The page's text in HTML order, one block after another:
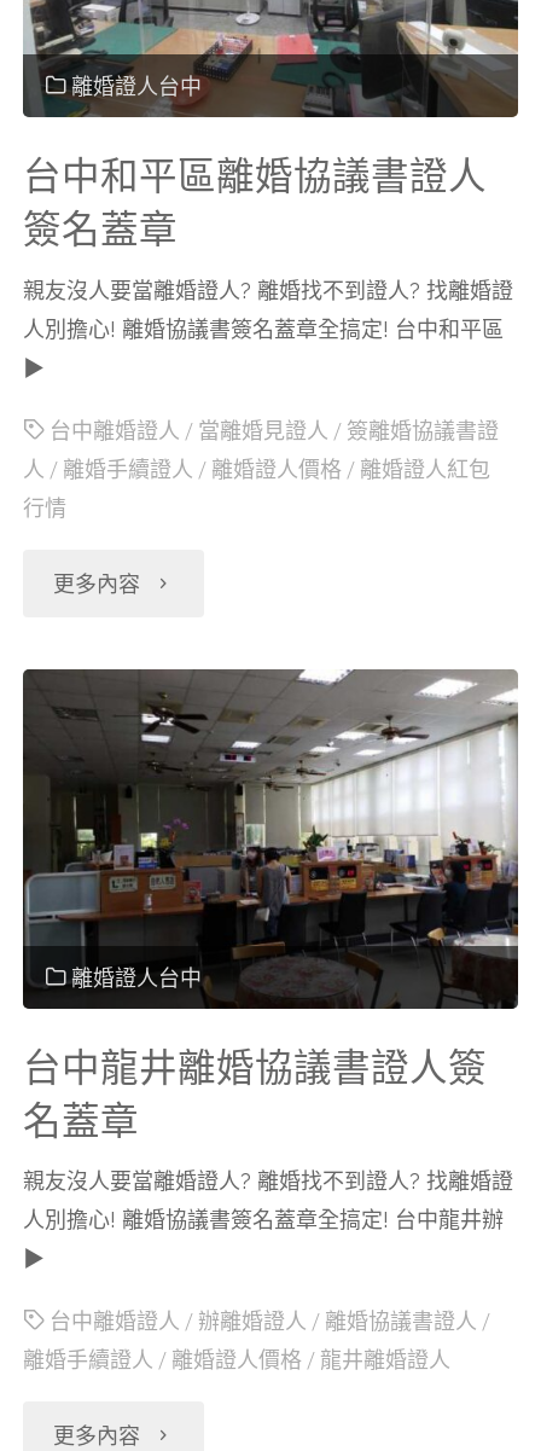
婚
協
書
證
人
名
離婚證人台中
台中和平區離婚協議書證人
簽名蓋章
親友沒人要當離婚證人? 離婚找不到證人? 找離婚證
人別擔心! 離婚協議書簽名蓋章全搞定! 台中和平區
▶
台中離婚證人 / 當離婚見證人 / 簽離婚協議書證
人 / 離婚手續證人 / 離婚證人價格/ 離婚證人紅包
行情
更多內容 "台
和
平
區
離
婚
書
證
簽
名
離婚證人台中
台中龍井離婚協議書證人簽
名蓋章
親友沒人要當離婚證人? 離婚找不到證人? 找離婚證
人別擔心! 離婚協議書簽名蓋章全搞定! 台中龍井辦
▶
台中離婚證人 / 辦離婚證人 / 離婚協議書證人 /
離婚手續證人 / 離婚證人價格/ 龍井離婚證人
更多內容 "台